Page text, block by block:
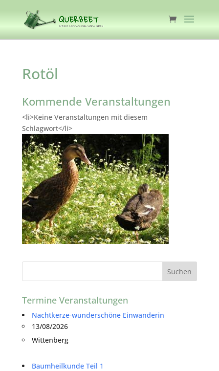
Rotöl
Kommende Veranstaltungen
<li>Keine Veranstaltungen mit diesem
Schlagwort</li>
Termine Veranstaltungen
Nachtkerze-wunderschöne Einwanderin
13/08/2026
Wittenberg
Baumheilkunde Teil 1